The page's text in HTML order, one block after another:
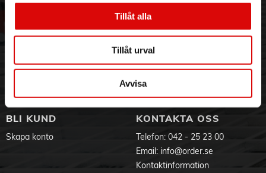
Tillåt alla
Tillåt urval
Avvisa
Hållbarhet
Aktuellt på Order
Service & Support
Ansökan om RMA
Godsefterlysning & Felleverans
Om cookies
BLI KUND
Skapa konto
KONTAKTA OSS
Telefon: 042 - 25 23 00
Email: info@order.se
Kontaktinformation